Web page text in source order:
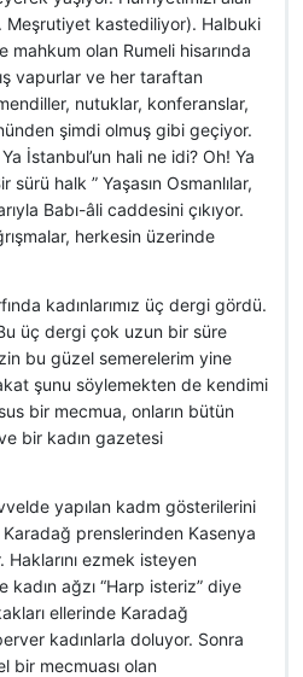
Meşrutiyet kastediliyor). Halbuki
olan Rumeli hisarında
vapurlar ve her taraftan
mendiller, nutuklar, konferanslar,
şimdi olmuş gibi geçiyor.
İstanbul’un hali ne idi? Oh! Ya
sürü halk ” Yaşasın Osmanlılar,
Babı-âli caddesini çıkıyor.
herkesin üzerinde
kadınlarımız üç dergi gördü.
üç dergi çok uzun bir süre
bu güzel semerelerim yine
şunu söylemekten de kendimi
bir mecmua, onların bütün
ve bir kadın gazetesi
yapılan kadm gösterilerini
prenslerinden Kasenya
Haklarını ezmek isteyen
kadın ağzı “Harp isteriz” diye
ellerinde Karadağ
kadınlarla doluyor. Sonra
bir mecmuası olan